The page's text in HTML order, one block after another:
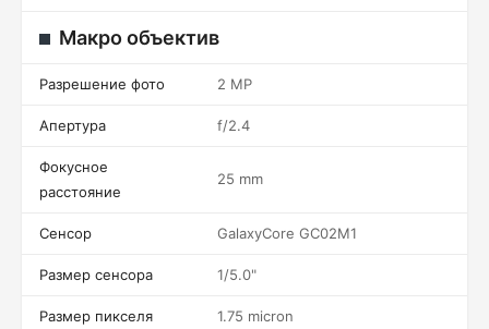
Макро объектив
Разрешение фото 2 MP
Апертура f/2.4
Фокусное
расстояние
25 mm
Сенсор GalaxyCore GC02M1
Размер сенсора 1/5.0"
Размер пикселя 1.75 micron